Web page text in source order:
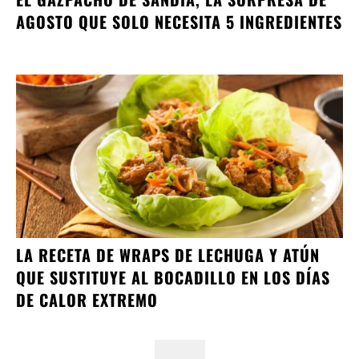
AGOSTO QUE SOLO NECESITA 5 INGREDIENTES
LA RECETA DE WRAPS DE LECHUGA Y ATÚN
QUE SUSTITUYE AL BOCADILLO EN LOS DÍAS
DE CALOR EXTREMO